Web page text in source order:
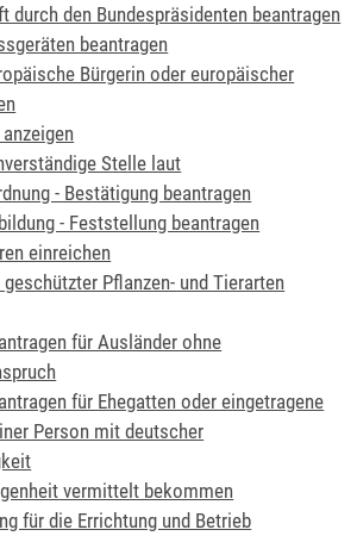
durch den Bundespräsidenten beantragen
beantragen
Bürgerin oder europäischer
Stelle laut
- Bestätigung beantragen
- Feststellung beantragen
einreichen
geschützter Pflanzen- und Tierarten
für Ausländer ohne
für Ehegatten oder eingetragene
Person mit deutscher
vermittelt bekommen
für die Errichtung und Betrieb